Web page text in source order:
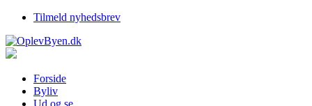
Tilmeld nyhedsbrev
Forside
Byliv
Ud og se